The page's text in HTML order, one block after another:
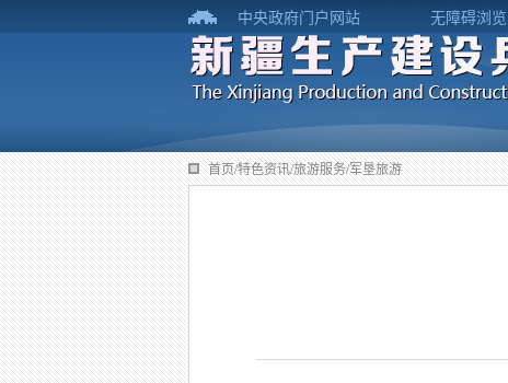
中央政府门户网站 无障碍浏览
首页/特色资讯/旅游服务/军垦旅游